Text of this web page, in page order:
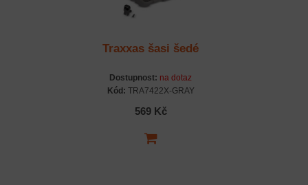
Traxxas šasi šedé
Dostupnost: na dotaz
Kód: TRA7422X-GRAY
569 Kč